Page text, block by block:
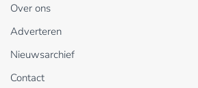
Over ons
Adverteren
Nieuwsarchief
Contact